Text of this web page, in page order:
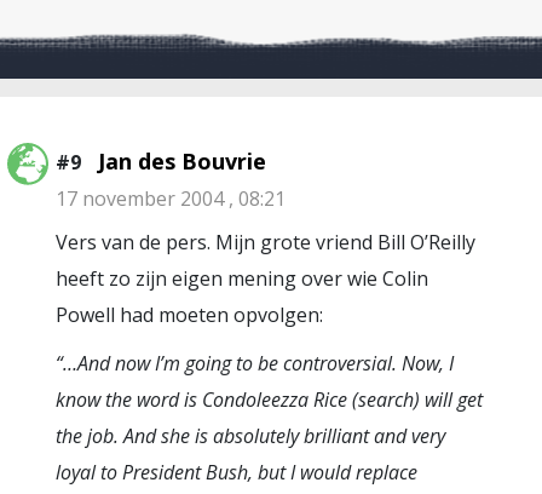
#9 Jan des Bouvrie
17 november 2004 , 08:21
Vers van de pers. Mijn grote vriend Bill O’Reilly
heeft zo zijn eigen mening over wie Colin
Powell had moeten opvolgen:
“…And now I’m going to be controversial. Now, I
know the word is Condoleezza Rice (search) will get
the job. And she is absolutely brilliant and very
loyal to President Bush, but I would replace